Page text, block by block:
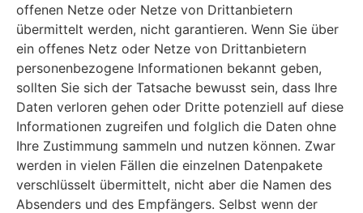
offenen Netze oder Netze von Drittanbietern
übermittelt werden, nicht garantieren. Wenn Sie über
ein offenes Netz oder Netze von Drittanbietern
personenbezogene Informationen bekannt geben,
sollten Sie sich der Tatsache bewusst sein, dass Ihre
Daten verloren gehen oder Dritte potenziell auf diese
Informationen zugreifen und folglich die Daten ohne
Ihre Zustimmung sammeln und nutzen können. Zwar
werden in vielen Fällen die einzelnen Datenpakete
verschlüsselt übermittelt, nicht aber die Namen des
Absenders und des Empfängers. Selbst wenn der